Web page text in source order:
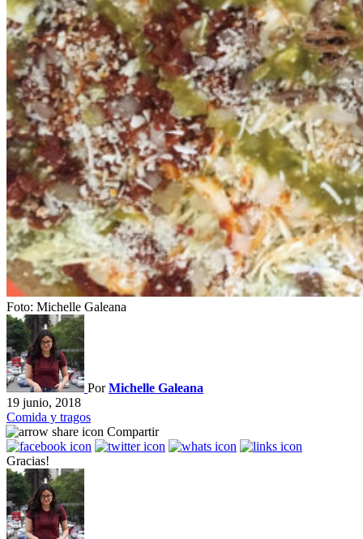
Foto: Michelle Galeana
PorMichelle Galeana
19 junio, 2018
Comida y tragos
Compartir
Gracias!